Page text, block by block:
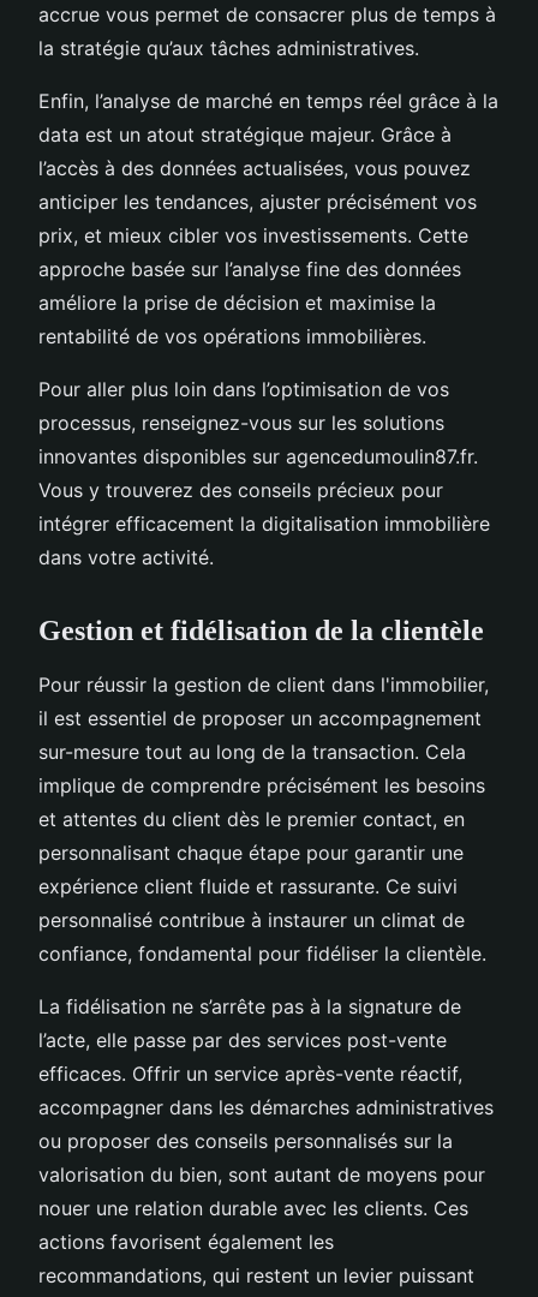
accrue vous permet de consacrer plus de temps à
la stratégie qu’aux tâches administratives.
Enfin, l’analyse de marché en temps réel grâce à la
data est un atout stratégique majeur. Grâce à
l’accès à des données actualisées, vous pouvez
anticiper les tendances, ajuster précisément vos
prix, et mieux cibler vos investissements. Cette
approche basée sur l’analyse fine des données
améliore la prise de décision et maximise la
rentabilité de vos opérations immobilières.
Pour aller plus loin dans l’optimisation de vos
processus, renseignez-vous sur les solutions
innovantes disponibles sur agencedumoulin87.fr.
Vous y trouverez des conseils précieux pour
intégrer efficacement la digitalisation immobilière
dans votre activité.
Gestion et fidélisation de la clientèle
Pour réussir la gestion de client dans l'immobilier,
il est essentiel de proposer un accompagnement
sur-mesure tout au long de la transaction. Cela
implique de comprendre précisément les besoins
et attentes du client dès le premier contact, en
personnalisant chaque étape pour garantir une
expérience client fluide et rassurante. Ce suivi
personnalisé contribue à instaurer un climat de
confiance, fondamental pour fidéliser la clientèle.
La fidélisation ne s’arrête pas à la signature de
l’acte, elle passe par des services post-vente
efficaces. Offrir un service après-vente réactif,
accompagner dans les démarches administratives
ou proposer des conseils personnalisés sur la
valorisation du bien, sont autant de moyens pour
nouer une relation durable avec les clients. Ces
actions favorisent également les
recommandations, qui restent un levier puissant